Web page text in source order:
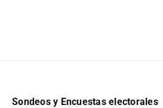
Sondeos y Encuestas electorales